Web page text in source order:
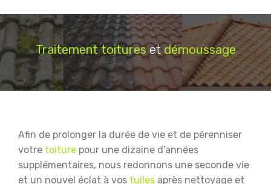
Traitement toitureset démoussage
Afin de prolonger la durée de vie et de pérenniser
votre toiture pour une dizaine d'années
supplémentaires, nous redonnons une seconde vie
et un nouvel éclat à vos tuiles après nettoyage et